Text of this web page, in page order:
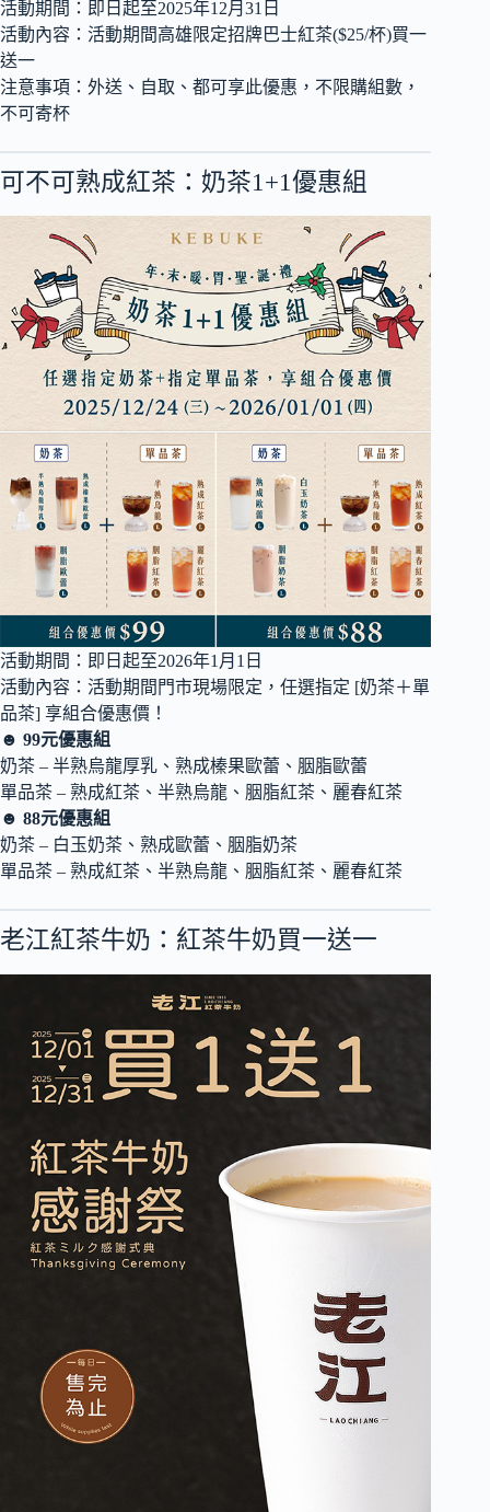
活動期間：即日起至2025年12月31日
活動內容：活動期間高雄限定招牌巴士紅茶($25/杯)買一
送一
注意事項：外送、自取、都可享此優惠，不限購組數，
不可寄杯
可不可熟成紅茶：奶茶1+1優惠組
活動期間：即日起至2026年1月1日
活動內容：活動期間門市現場限定，任選指定 [奶茶＋單
品茶] 享組合優惠價！
☻ 99元優惠組
奶茶 – 半熟烏龍厚乳、熟成榛果歐蕾、胭脂歐蕾
單品茶 – 熟成紅茶、半熟烏龍、胭脂紅茶、麗春紅茶
☻ 88元優惠組
奶茶 – 白玉奶茶、熟成歐蕾、胭脂奶茶
單品茶 – 熟成紅茶、半熟烏龍、胭脂紅茶、麗春紅茶
老江紅茶牛奶：紅茶牛奶買一送一